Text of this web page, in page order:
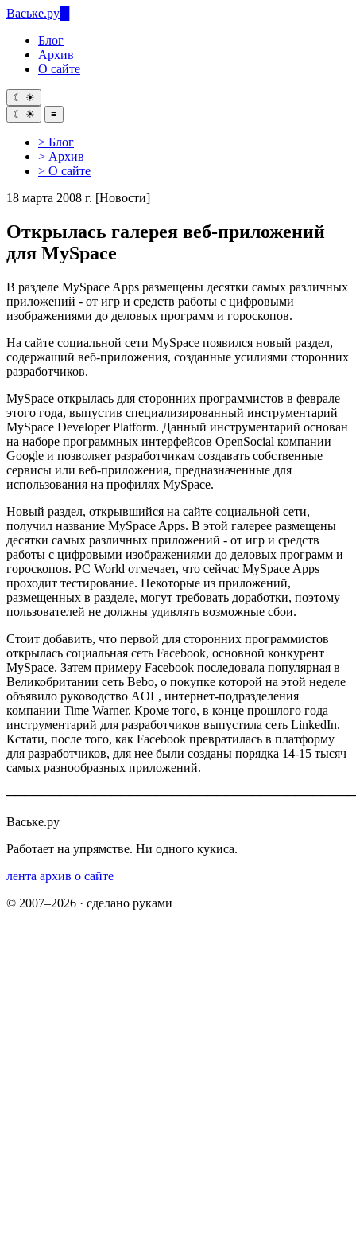
Ваське.ру
Блог
Архив
О сайте
☾
☀
☾
☀ ≡
> Блог
> Архив
> О сайте
18 марта 2008 г. [Новости]
Открылась галерея веб-приложений
для MySpace
В разделе MySpace Apps размещены десятки самых различных
приложений - от игр и средств работы с цифровыми
изображениями до деловых программ и гороскопов.
На сайте социальной сети MySpace появился новый раздел,
содержащий веб-приложения, созданные усилиями сторонних
разработчиков.
MySpace открылась для сторонних программистов в феврале
этого года, выпустив специализированный инструментарий
MySpace Developer Platform. Данный инструментарий основан
на наборе программных интерфейсов OpenSocial компании
Google и позволяет разработчикам создавать собственные
сервисы или веб-приложения, предназначенные для
использования на профилях MySpace.
Новый раздел, открывшийся на сайте социальной сети,
получил название MySpace Apps. В этой галерее размещены
десятки самых различных приложений - от игр и средств
работы с цифровыми изображениями до деловых программ и
гороскопов. PC World отмечает, что сейчас MySpace Apps
проходит тестирование. Некоторые из приложений,
размещенных в разделе, могут требовать доработки, поэтому
пользователей не должны удивлять возможные сбои.
Стоит добавить, что первой для сторонних программистов
открылась социальная сеть Facebook, основной конкурент
MySpace. Затем примеру Facebook последовала популярная в
Великобритании сеть Bebo, о покупке которой на этой неделе
объявило руководство AOL, интернет-подразделения
компании Time Warner. Кроме того, в конце прошлого года
инструментарий для разработчиков выпустила сеть LinkedIn.
Кстати, после того, как Facebook превратилась в платформу
для разработчиков, для нее были созданы порядка 14-15 тысяч
самых разнообразных приложений.
Ваське.ру
Работает на упрямстве. Ни одного кукиса.
лента архив о сайте
© 2007–2026 · сделано руками